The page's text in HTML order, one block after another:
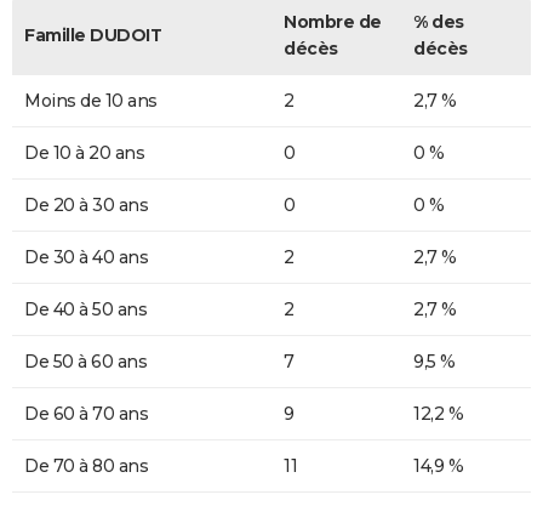
Famille DUDOIT
Nombre de
décès
% des
décès
Moins de 10 ans 2 2,7 %
De 10 à 20 ans 0 0 %
De 20 à 30 ans 0 0 %
De 30 à 40 ans 2 2,7 %
De 40 à 50 ans 2 2,7 %
De 50 à 60 ans 7 9,5 %
De 60 à 70 ans 9 12,2 %
De 70 à 80 ans 11 14,9 %